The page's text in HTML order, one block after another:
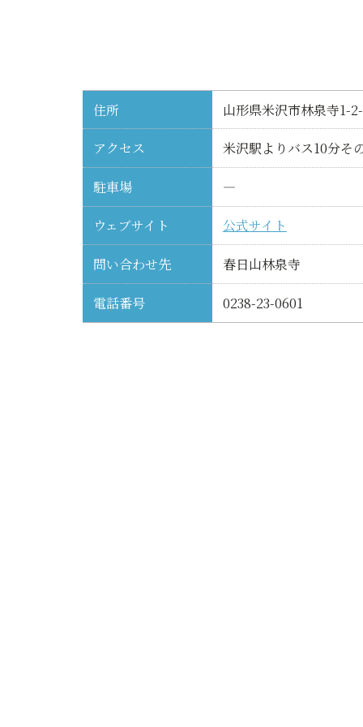
住所 山形県米沢市林泉寺1-
アクセス 米沢駅よりバス10分そ
駐車場 ―
ウェブサイト 公式サイト
問い合わせ先 春日山林泉寺
電話番号 0238-23-0601